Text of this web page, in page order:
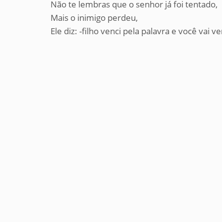
Não te lembras que o senhor já foi tentado,
Mais o inimigo perdeu,
Ele diz: -filho venci pela palavra e você vai